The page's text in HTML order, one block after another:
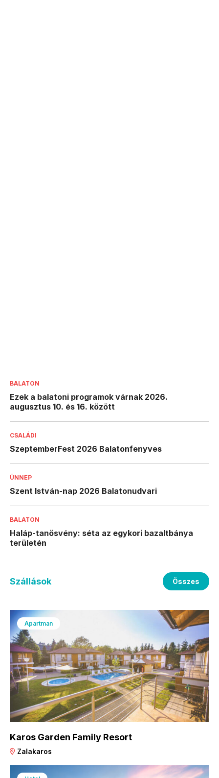
BALATON
Ezek a balatoni programok várnak 2026.
augusztus 10. és 16. között
CSALÁDI
SzeptemberFest 2026 Balatonfenyves
ÜNNEP
Szent István-nap 2026 Balatonudvari
BALATON
Haláp-tanösvény: séta az egykori bazaltbánya
területén
Szállások Összes
Apartman
Karos Garden Family Resort
Zalakaros